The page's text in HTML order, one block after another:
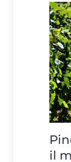
il